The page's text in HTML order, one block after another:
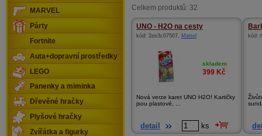
Celkem produktů: 32
UNO - H2O na cesty
kód: 2ee3c07507, Mattel
skladem
399 Kč
Nová verze karet UNO H2O! Kartičky
jsou plastové, ...
detail ks
kód:
MARVEL
Párty
Fortnite
Auta+dopravní prostředky
LEGO
Panenky a miminka
Dřevěné hračky
Plyšové hračky
Zvířátka a figurky